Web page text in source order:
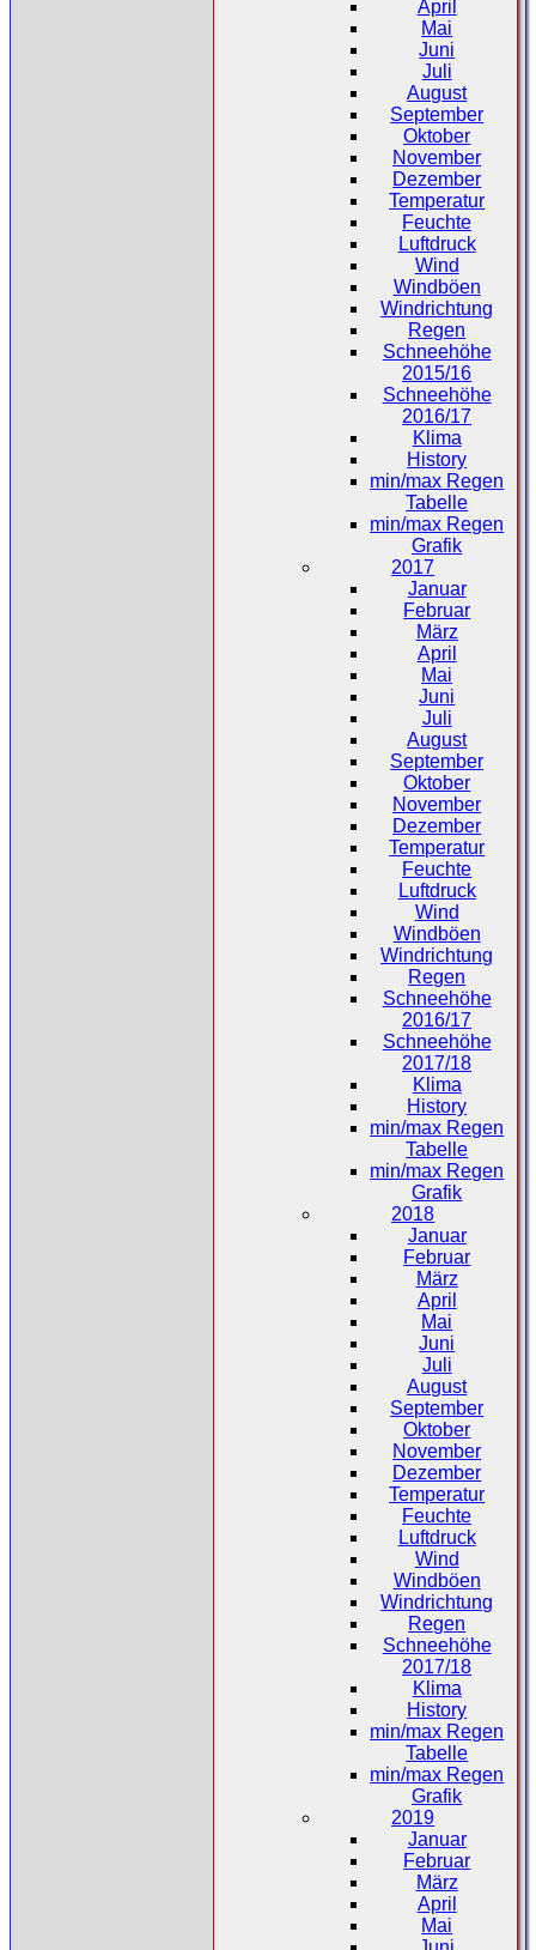
April
Mai
Juni
Juli
August
September
Oktober
November
Dezember
Temperatur
Feuchte
Luftdruck
Wind
Windböen
Windrichtung
Regen
Schneehöhe
2015/16
Schneehöhe
2016/17
Klima
History
min/max Regen
Tabelle
min/max Regen
Grafik
2017
Januar
Februar
März
April
Mai
Juni
Juli
August
September
Oktober
November
Dezember
Temperatur
Feuchte
Luftdruck
Wind
Windböen
Windrichtung
Regen
Schneehöhe
2016/17
Schneehöhe
2017/18
Klima
History
min/max Regen
Tabelle
min/max Regen
Grafik
2018
Januar
Februar
März
April
Mai
Juni
Juli
August
September
Oktober
November
Dezember
Temperatur
Feuchte
Luftdruck
Wind
Windböen
Windrichtung
Regen
Schneehöhe
2017/18
Klima
History
min/max Regen
Tabelle
min/max Regen
Grafik
2019
Januar
Februar
März
April
Mai